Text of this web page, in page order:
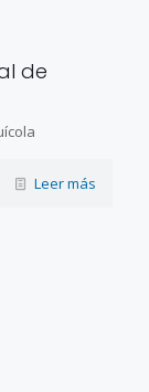
de
Leer más